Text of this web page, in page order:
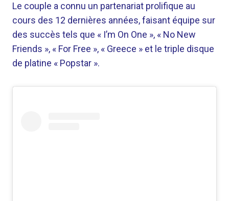
Le couple a connu un partenariat prolifique au
cours des 12 dernières années, faisant équipe sur
des succès tels que « I’m On One », « No New
Friends », « For Free », « Greece » et le triple disque
de platine « Popstar ».